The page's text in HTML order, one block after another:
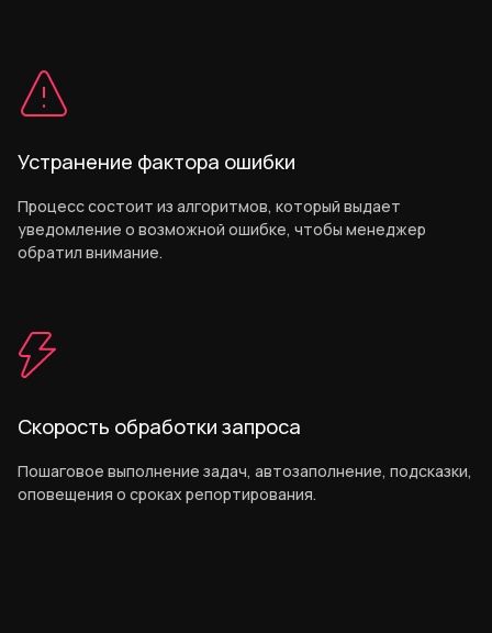
Устранение фактора ошибки
Процесс состоит из алгоритмов, который выдает
уведомление о возможной ошибке, чтобы менеджер
обратил внимание.
Скорость обработки запроса
Пошаговое выполнение задач, автозаполнение, подсказки,
оповещения о сроках репортирования.